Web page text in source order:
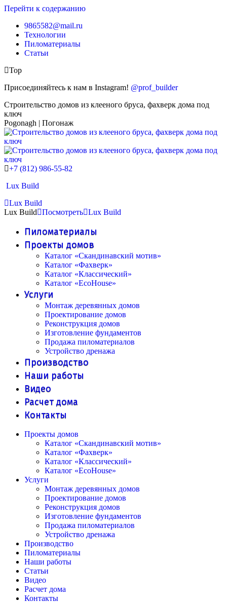
Перейти к содержанию
9865582@mail.ru
Технологии
Пиломатериалы
Статьи
Top
Присоединяйтесь к нам в Instagram! @prof_builder
Строительство домов из клееного бруса, фахверк дома под
ключ
Pogonagh | Погонаж
+7 (812) 986-55-82
Lux Build
Lux Build
Lux Build
Посмотреть Lux Build
Пиломатериалы
Проекты домов
Каталог «Скандинавский мотив»
Каталог «Фахверк»
Каталог «Классический»
Каталог «EcoHouse»
Услуги
Монтаж деревянных домов
Проектирование домов
Реконструкция домов
Изготовление фундаментов
Продажа пиломатериалов
Устройство дренажа
Производство
Наши работы
Видео
Расчет дома
Контакты
Проекты домов
Каталог «Скандинавский мотив»
Каталог «Фахверк»
Каталог «Классический»
Каталог «EcoHouse»
Услуги
Монтаж деревянных домов
Проектирование домов
Реконструкция домов
Изготовление фундаментов
Продажа пиломатериалов
Устройство дренажа
Производство
Пиломатериалы
Наши работы
Статьи
Видео
Расчет дома
Контакты